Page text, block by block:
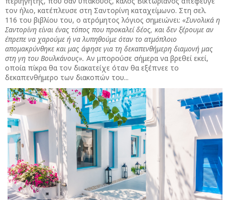
τον ήλιο, κατέπλευσε στη Σαντορίνη καταχείμωνο. Στη σελ.
116 του βιβλίου του, ο ατρόμητος λόγιος σημειώνει: «Συνολικά η
Σαντορίνη είναι ένας τόπος που προκαλεί δέος, και δεν ξέρουμε αν
έπρεπε να χαρούμε ή να λυπηθούμε όταν το ατμόπλοιο
απομακρύνθηκε και μας άφησε για τη δεκαπενθήμερη διαμονή μας
στη γη του Βουλκάνους». Αν μπορούσε σήμερα να βρεθεί εκεί,
οποία πίκρα θα τον διακατείχε όταν θα εξέπνεε το
δεκαπενθήμερο των διακοπών του...